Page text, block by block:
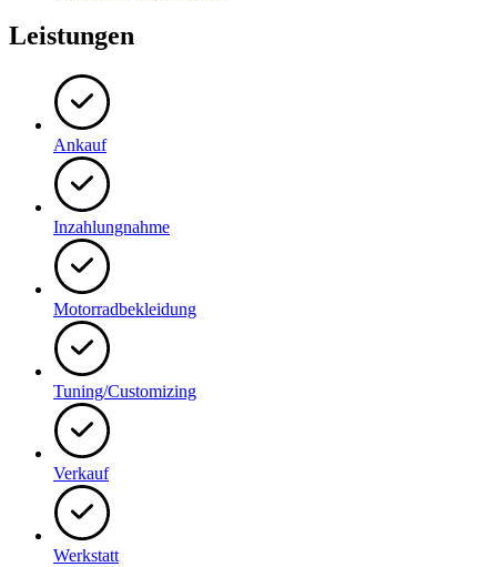
Leistungen
Ankauf
Inzahlungnahme
Motorradbekleidung
Tuning/Customizing
Verkauf
Werkstatt